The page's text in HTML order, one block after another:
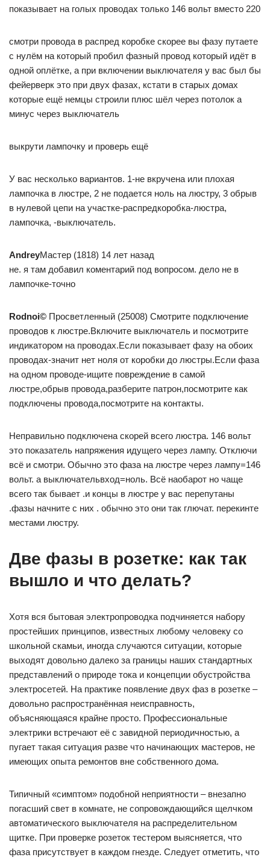
показывает на голых проводах только 146 вольт вместо 220
смотри провода в распред коробке скорее вы фазу путаете
с нулём на который пробил фазный провод который идёт в
одной оплётке, а при включении выключателя у вас был бы
фейерверк это при двух фазах, кстати в старых домах
которые ещё немцы строили плюс шёл через потолок а
минус через выключатель
выкрути лампочку и проверь ещё
У вас несколько вариантов. 1-не вкручена или плохая
лампочка в люстре, 2 не подается ноль на люстру, 3 обрыв
в нулевой цепи на участке-распредкоробка-люстра,
лампочка, -выключатель.
AndreyМастер (1818) 14 лет назад
не. я там добавил коментарий под вопросом. дело не в
лампочке-точно
Rodnoi© Просветленный (25008) Смотрите подключение
проводов к люстре.Включите выключатель и посмотрите
индикатором на проводах.Если показывает фазу на обоих
проводах-значит нет ноля от коробки до люстры.Если фаза
на одном проводе-ищите повреждение в самой
люстре,обрыв провода,разберите патрон,посмотрите как
подключены провода,посмотрите на контакты.
Неправильно подключена скорей всего люстра. 146 вольт
это показатель напряжения идущего через лампу. Отключи
всё и смотри. Обычно это фаза на люстре через лампу=146
вольт. а выключательвход=ноль. Всё наобарот но чаще
всего так бывает .и концы в люстре у вас перепутаны
.фазы начните с них . обычно это они так глючат. перекинте
местами люстру.
Две фазы в розетке: как так
вышло и что делать?
Хотя вся бытовая электропроводка подчиняется набору
простейших принципов, известных любому человеку со
школьной скамьи, иногда случаются ситуации, которые
выходят довольно далеко за границы наших стандартных
представлений о природе тока и концепции обустройства
электросетей. На практике появление двух фаз в розетке –
довольно распространённая неисправность,
объясняющаяся крайне просто. Профессиональные
электрики встречают её с завидной периодичностью, а
пугает такая ситуация разве что начинающих мастеров, не
имеющих опыта ремонтов вне собственного дома.
Типичный «симптом» подобной неприятности – внезапно
погасший свет в комнате, не сопровождающийся щелчком
автоматического выключателя на распределительном
щитке. При проверке розеток тестером выясняется, что
фаза присутствует в каждом гнезде. Следует отметить, что